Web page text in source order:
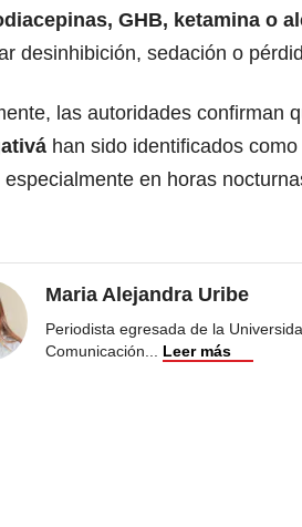
GHB, ketamina o
desinhibición, sedación o
las autoridades confirman
han sido identificados
especialmente en horas
Maria Alejandra Uribe
Periodista egresada de la
Comunicación... Leer más